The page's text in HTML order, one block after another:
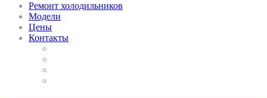
Ремонт холодильников
Модели
Цены
Контакты